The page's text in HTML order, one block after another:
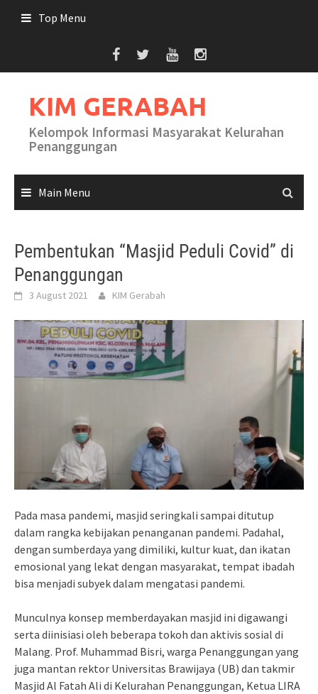
Top Menu
KIM GERABAH
Kelompok Informasi Masyarakat Kelurahan
Penanggungan
Main Menu
Pembentukan “Masjid Peduli Covid” di
Penanggungan
3 August 2021 KIM Gerabah
Pada masa pandemi, masjid seringkali sampai ditutup
dalam rangka kebijakan penanganan pandemi. Padahal,
dengan sumberdaya yang dimiliki, kultur kuat, dan ikatan
emosional yang lekat dengan masyarakat, tempat ibadah
bisa menjadi subyek dalam mengatasi pandemi.
Munculnya konsep memberdayakan masjid ini digawangi
serta diinisiasi oleh beberapa tokoh dan aktivis sosial di
Malang. Prof. Muhammad Bisri, warga Penanggungan yang
juga mantan rektor Universitas Brawijaya (UB) dan takmir
Masjid Al Fatah Ali di Kelurahan Penanggungan, Ketua LIRA